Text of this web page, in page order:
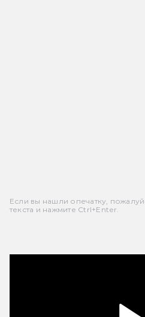
Если вы нашли опечатку,
текста и нажмите Ctrl+Enter.